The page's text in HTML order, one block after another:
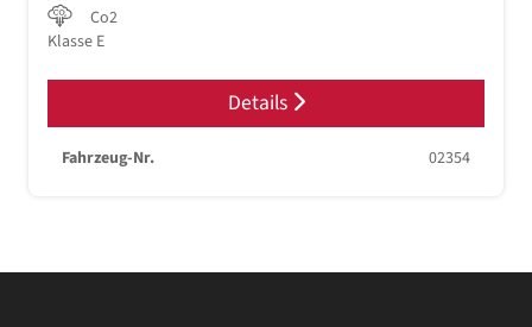
Co2
Klasse E
Details
Fahrzeug-Nr. 02354